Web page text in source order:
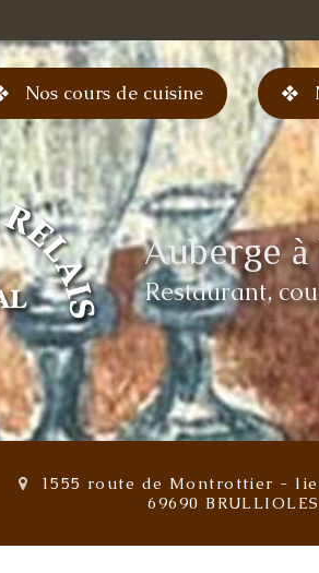
Nos cours de cuisine
Auberge
Restaurant,
1555 route de Montrottier -
69690 BRULLIOLES